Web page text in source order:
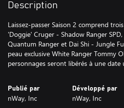
Description
Laissez-passer Saison 2 comprend
'Doggie' Cruger - Shadow Ranger
Quantum Ranger et Dai Shi - Jungle
peau exclusive White Ranger Tommy
personnages seront libérés à une date
Publié par
nWay, Inc
Développé par
nWay, Inc